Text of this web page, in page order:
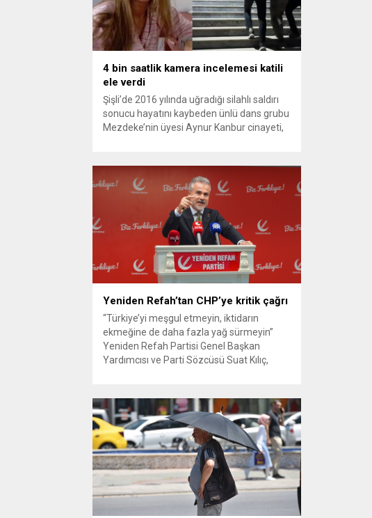
olarak dönemin...
4 bin saatlik kamera incelemesi katili
ele verdi
Şişli’de 2016 yılında uğradığı silahlı saldırı
sonucu hayatını kaybeden ünlü dans grubu
Mezdeke’nin üyesi Aynur Kanbur cinayeti,
Akbil kaydını inceleyen Cinayet Büro
ekipleri, cinayeti işlediğini itiraf eden
maktulün akrabası Bülent G. ile azmettirici
olduğu öne sürülen 2...
Yeniden Refah’tan CHP’ye kritik çağrı
“Türkiye’yi meşgul etmeyin, iktidarın
ekmeğine de daha fazla yağ sürmeyin”
Yeniden Refah Partisi Genel Başkan
Yardımcısı ve Parti Sözcüsü Suat Kılıç,
muhalefetsiz, ana muhalefet gündemsiz
kalmamalıdır. Bir an önce anlaşın, kurultay
kararı alın, sorunun kaynağı değil, çözümün
adresi olun. Türkiye’yi...